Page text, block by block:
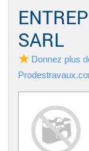
SARL
Donnez plus